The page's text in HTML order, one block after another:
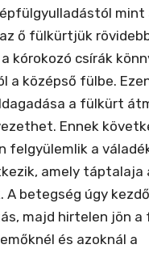
mint
ő fülkürtjük
kórokozó csírák
a középső fülbe.
a fülkürt
Ennek
felgyülemlik a
amely táptalaja
A betegség úgy
majd hirtelen jön
és azoknál a